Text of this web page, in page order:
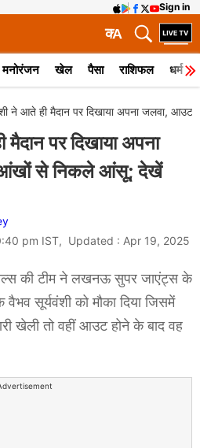
Sign in
A
क
मनोरंजन खेल पैसा राशिफल धर्म
ने आते ही मैदान पर दिखाया अपना जलवा,
पर दिखाया अपना
आंखों से निकले आंसू; देखें
pm IST, Updated : Apr 19, 2025
की टीम ने लखनऊ सुपर जाएंट्स के
सूर्यवंशी को मौका दिया जिसमें
खेली तो वहीं आउट होने के बाद वह